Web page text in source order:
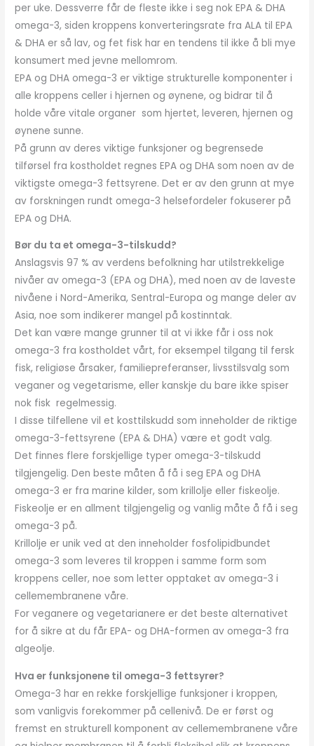
per uke. Dessverre får de fleste ikke i seg nok EPA & DHA
omega-3, siden kroppens konverteringsrate fra ALA til EPA
& DHA er så lav, og fet fisk har en tendens til ikke å bli mye
konsumert med jevne mellomrom.
EPA og DHA omega-3 er viktige strukturelle komponenter i
alle kroppens celler i hjernen og øynene, og bidrar til å
holde våre vitale organer som hjertet, leveren, hjernen og
øynene sunne.
På grunn av deres viktige funksjoner og begrensede
tilførsel fra kostholdet regnes EPA og DHA som noen av de
viktigste omega-3 fettsyrene. Det er av den grunn at mye
av forskningen rundt omega-3 helsefordeler fokuserer på
EPA og DHA.
Bør du ta et omega-3-tilskudd?
Anslagsvis 97 % av verdens befolkning har utilstrekkelige
nivåer av omega-3 (EPA og DHA), med noen av de laveste
nivåene i Nord-Amerika, Sentral-Europa og mange deler av
Asia, noe som indikerer mangel på kostinntak.
Det kan være mange grunner til at vi ikke får i oss nok
omega-3 fra kostholdet vårt, for eksempel tilgang til fersk
fisk, religiøse årsaker, familiepreferanser, livsstilsvalg som
veganer og vegetarisme, eller kanskje du bare ikke spiser
nok fisk regelmessig.
I disse tilfellene vil et kosttilskudd som inneholder de riktige
omega-3-fettsyrene (EPA & DHA) være et godt valg.
Det finnes flere forskjellige typer omega-3-tilskudd
tilgjengelig. Den beste måten å få i seg EPA og DHA
omega-3 er fra marine kilder, som krillolje eller fiskeolje.
Fiskeolje er en allment tilgjengelig og vanlig måte å få i seg
omega-3 på.
Krillolje er unik ved at den inneholder fosfolipidbundet
omega-3 som leveres til kroppen i samme form som
kroppens celler, noe som letter opptaket av omega-3 i
cellemembranene våre.
For veganere og vegetarianere er det beste alternativet
for å sikre at du får EPA- og DHA-formen av omega-3 fra
algeolje.
Hva er funksjonene til omega-3 fettsyrer?
Omega-3 har en rekke forskjellige funksjoner i kroppen,
som vanligvis forekommer på cellenivå. De er først og
fremst en strukturell komponent av cellemembranene våre